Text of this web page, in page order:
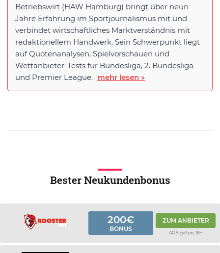
Betriebswirt (HAW Hamburg) bringt über neun
Jahre Erfahrung im Sportjournalismus mit und
verbindet wirtschaftliches Marktverständnis mit
redaktionellem Handwerk. Sein Schwerpunkt liegt
auf Quotenanalysen, Spielvorschauen und
Wettanbieter-Tests für Bundesliga, 2. Bundesliga
und Premier League. mehr lesen »
Bester Neukundenbonus
200€
BONUS
ZUM ANBIETER
AGB gelten, 18+